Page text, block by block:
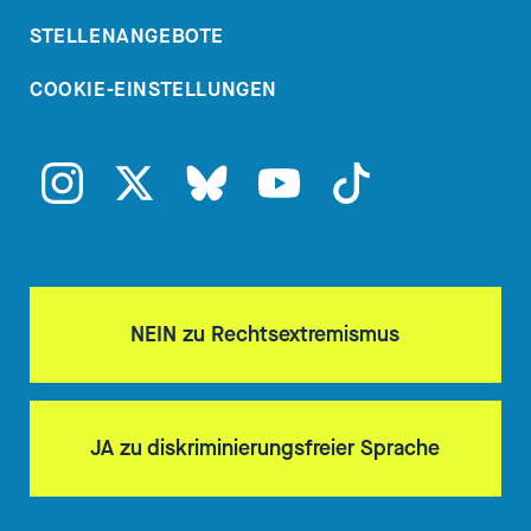
damit sich unsere Hörerinnen und
besser vorstellen können, was
diese Kampagne ja für eine ganz
einen Trailer mitgeben. Es ist ja
eigentlich auch eine große
versuchen das jetzt mal, dass wir
hier Fernsehen in unserem
Podcast hören und stellen euch
jetzt erst mal den Kampagnen-
STELLENANGEBOTE
COOKIE-EINSTELLUNGEN
NEIN zu Rechtsextremismus
JA zu diskriminierungsfreier Sprache